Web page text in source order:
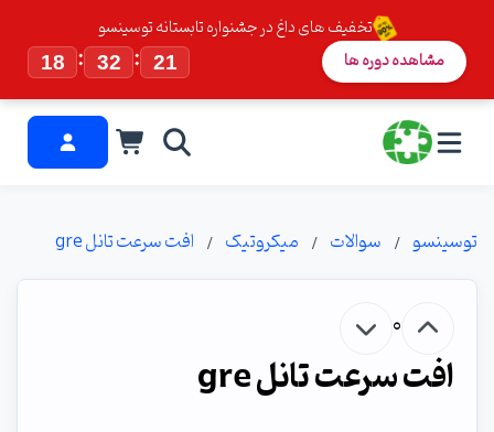
تخفیف های داغ در جشنواره تابستانه توسینسو
18
: 32 : 20 مشاهده دوره ها
توسینسو سوالات میکروتیک افت سرعت تانل gre
0
افت سرعت تانل gre